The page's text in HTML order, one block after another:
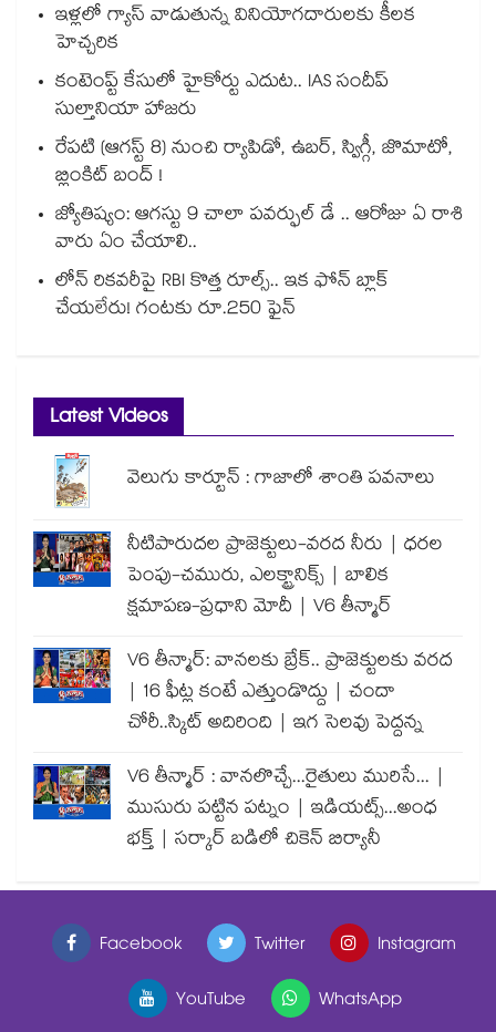
ఇళ్లలో గ్యాస్ వాడుతున్న వినియోగదారులకు కీలక
హెచ్చరిక
కంటెంప్ట్ కేసులో హైకోర్టు ఎదుట.. IAS సందీప్
సుల్తానియా హాజరు
రేపటి (ఆగస్ట్ 8) నుంచి ర్యాపిడో, ఉబర్, స్విగ్గీ, జొమాటో,
బ్లింకిట్ బంద్ !
జ్యోతిష్యం: ఆగస్టు 9 చాలా పవర్ఫుల్ డే .. ఆరోజు ఏ రాశి
వారు ఏం చేయాలి..
లోన్ రికవరీపై RBI కొత్త రూల్స్.. ఇక ఫోన్ బ్లాక్
చేయలేరు! గంటకు రూ.250 ఫైన్
Latest Videos
వెలుగు కార్టూన్ : గాజాలో శాంతి పవనాలు
నీటిపారుదల ప్రాజెక్టులు-వరద నీరు | ధరల
పెంపు-చమురు, ఎలక్ట్రానిక్స్ | బాలిక
క్షమాపణ-ప్రధాని మోదీ | V6 తీన్మార్
V6 తీన్మార్: వానలకు బ్రేక్.. ప్రాజెక్టులకు వరద
| 16 ఫీట్ల కంటే ఎత్తుండొద్దు | చందా
చోరీ..స్కిట్ అదిరింది | ఇగ సెలవు పెద్దన్న
V6 తీన్మార్ : వానలొచ్చే...రైతులు మురిసే... |
ముసురు పట్టిన పట్నం | ఇడియట్స్...అంధ
భక్త్ | సర్కార్ బడిలో చికెన్ బిర్యానీ
Facebook Twitter
Instagram
YouTube
WhatsApp